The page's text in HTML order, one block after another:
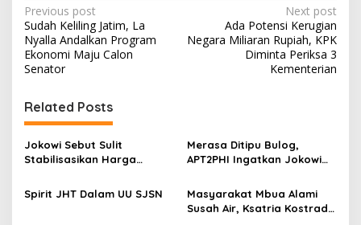
P
o
s
t
n
a
v
i
g
Previous post
Sudah Keliling Jatim, La
Nyalla Andalkan Program
Ekonomi Maju Calon
Senator
Next post
Ada Potensi Kerugian
Negara Miliaran Rupiah, KPK
Diminta Periksa 3
Kementerian
Related Posts
Jokowi Sebut Sulit
Stabilisasikan Harga
Asal Ada Kemauan Serius!
Merasa Ditipu Bulog,
APT2PHI Ingatkan Jokowi
Harga Beras Nasional
Spirit JHT Dalam UU SJSN
Masyarakat Mbua Alami
Susah Air, Ksatria Kostrad